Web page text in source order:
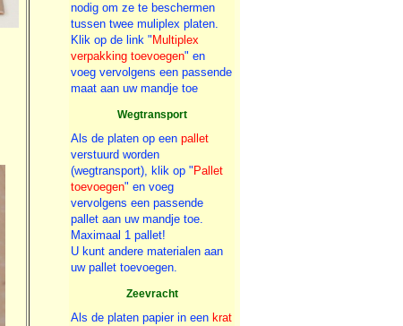
nodig om ze te beschermen
tussen twee muliplex platen.
Klik op de link " Multiplex
verpakking toevoegen" en
voeg vervolgens een passende
maat aan uw mandje toe
Wegtransport
Als de platen op een pallet
verstuurd worden
(wegtransport), klik op " Pallet
toevoegen" en voeg
vervolgens een passende
pallet aan uw mandje toe.
Maximaal 1 pallet!
U kunt andere materialen aan
uw pallet toevoegen.
Zeevracht
Als de platen papier in een krat